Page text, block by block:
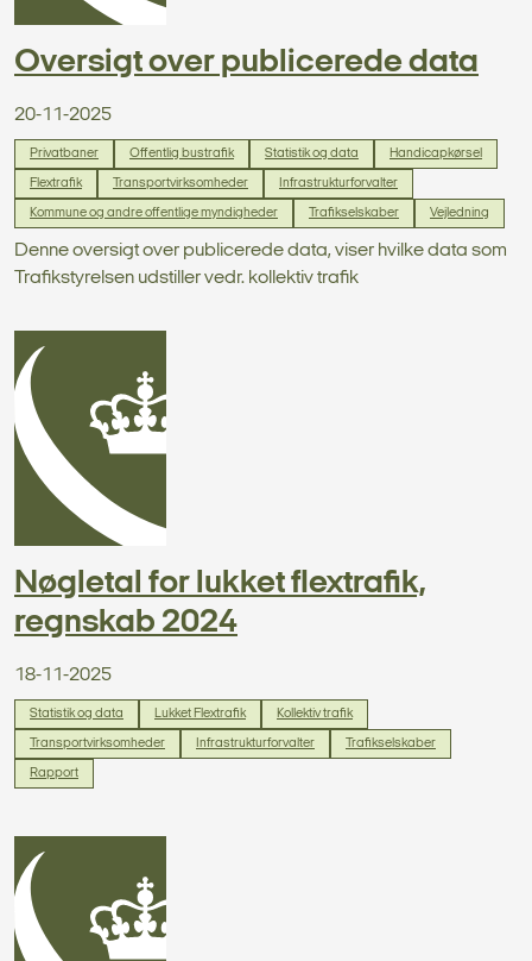
Oversigt over publicerede data
20-11-2025
Privatbaner Offentlig bustrafik Statistik og data Handicapkørsel
Flextrafik Transportvirksomheder Infrastrukturforvalter
Kommune og andre offentlige myndigheder Trafikselskaber Vejledning
Denne oversigt over publicerede data, viser hvilke data som
Trafikstyrelsen udstiller vedr. kollektiv trafik
Nøgletal for lukket flextrafik,
regnskab 2024
18-11-2025
Statistik og data Lukket Flextrafik Kollektiv trafik
Transportvirksomheder Infrastrukturforvalter Trafikselskaber
Rapport